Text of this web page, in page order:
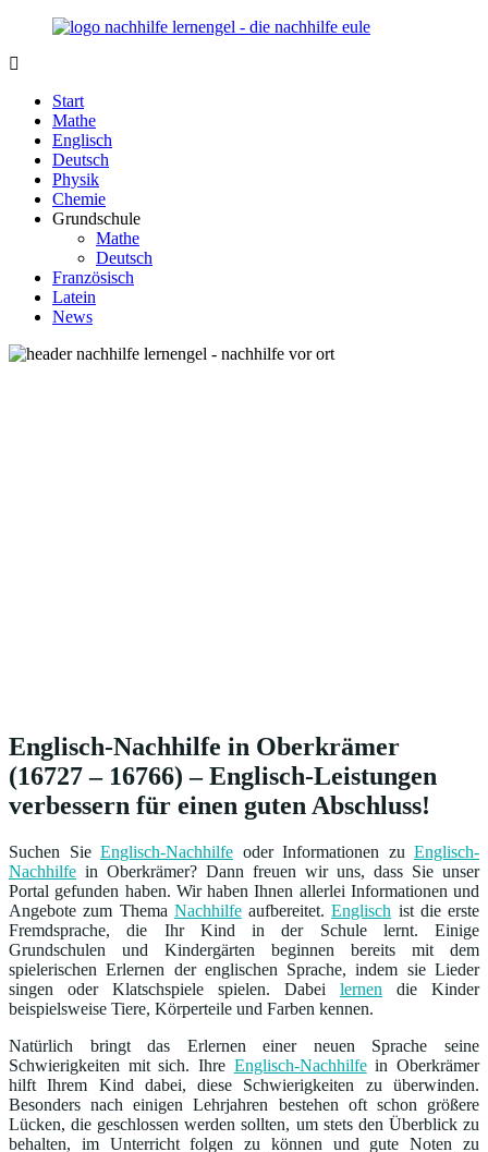
Zurück
Inhalt
Lernengel.de
Nachhilfe-
Eule
berät
zum
Thema
Nachhilfe
Lernen
wieder
Spaß
Start
Mathe
Englisch
Deutsch
Physik
Chemie
Grundschule
Mathe
Deutsch
Französisch
Latein
News
Englisch-Nachhilfe in Oberkrämer
(16727 – 16766) – Englisch-Leistungen
verbessern für einen guten Abschluss!
Suchen Sie Englisch-Nachhilfe oder Informationen zu Englisch-
Nachhilfe in Oberkrämer? Dann freuen wir uns, dass Sie unser
Portal gefunden haben. Wir haben Ihnen allerlei Informationen und
Angebote zum Thema Nachhilfeaufbereitet.Englisch ist die erste
Fremdsprache, die Ihr Kind in der Schule lernt. Einige
Grundschulen und Kindergärten beginnen bereits mit dem
spielerischen Erlernen der englischen Sprache, indem sie Lieder
singen oder Klatschspiele spielen. Dabei lernen die Kinder
beispielsweise Tiere, Körperteile und Farben kennen.
Natürlich bringt das Erlernen einer neuen Sprache seine
Schwierigkeiten mit sich. Ihre Englisch-Nachhilfein Oberkrämer
hilft Ihrem Kind dabei, diese Schwierigkeiten zu überwinden.
Besonders nach einigen Lehrjahren bestehen oft schon größere
Lücken, die geschlossen werden sollten, um stets den Überblick zu
behalten, im Unterricht folgen zu können und gute Noten zu